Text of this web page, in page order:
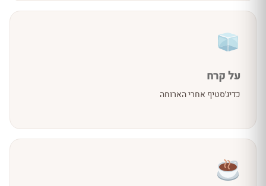
על קרח
כדיג׳סטיף אחרי הארוחה